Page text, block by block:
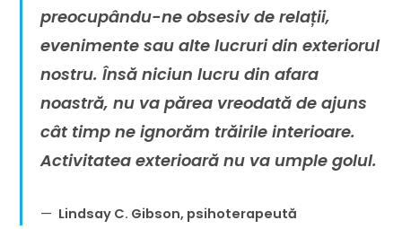
preocupându-ne obsesiv de relații,
evenimente sau alte lucruri din exteriorul
nostru. Însă niciun lucru din afara
noastră, nu va părea vreodată de ajuns
cât timp ne ignorăm trăirile interioare.
Activitatea exterioară nu va umple golul.
Lindsay C. Gibson, psihoterapeută